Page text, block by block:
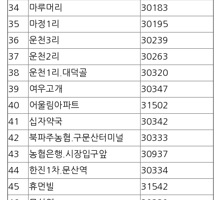
34
마루머리
30183
35
마정1리
30195
36
운천3리
30239
37
운천2리
30263
38
운천1리.대덕골
30320
39
여우고개
30347
40
어울림아파트
31502
41
십자약국
30342
42
북파주농협.구문산터미널
30333
43
농협은행.시장입구앞
30937
44
한진1차.문산역
30334
45
휴먼빌
31542